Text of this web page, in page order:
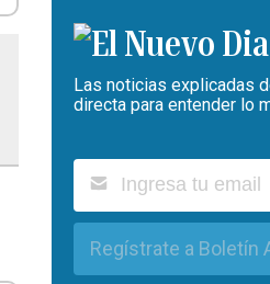
Las noticias explicadas
directa para entender lo
Regístrate a Boletín